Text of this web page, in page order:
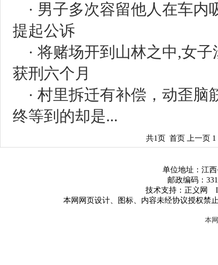
· 男子多次容留他人在车内
提起公诉
· 将赌场开到山林之中,女
获刑六个月
· 村里拆迁有补偿，动歪脑
终等到的却是...
共1页 首页 上一页
单位地址：江
邮政编码：
技术支持：正义网
本网网页设计、图标、内容未经协议授权禁
本